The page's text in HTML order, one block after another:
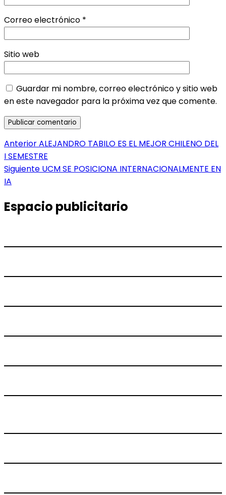
Correo electrónico *
Sitio web
Guardar mi nombre, correo electrónico y sitio web
en este navegador para la próxima vez que comente.
Navegación
de
entradas
AnteriorEntrada
anterior:
ALEJANDRO TABILO ES EL MEJOR CHILENO DEL
I SEMESTRE
Siguiente Entrada
UCM SE POSICIONA INTERNACIONALMENTE EN
IA
Espacio publicitario